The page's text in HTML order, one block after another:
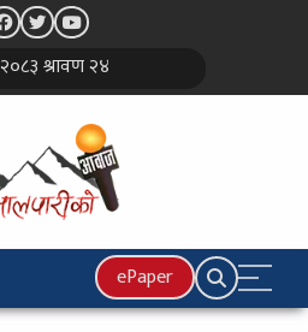
२०८३ श्रावण २४
ePaper